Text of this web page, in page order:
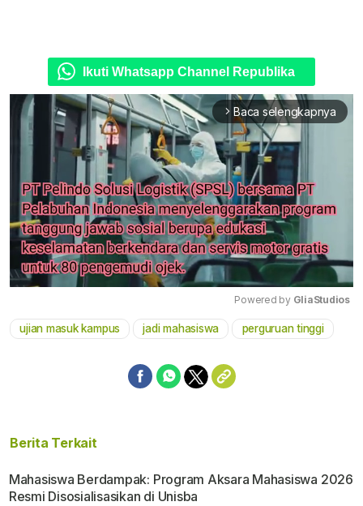
Ikuti Whatsapp Channel Republika
arrow_forward_ios Baca selengkapnya
Mute
Powered by GliaStudios
ujian masuk kampus jadi mahasiswa perguruan tinggi
Berita Terkait
Mahasiswa Berdampak: Program Aksara Mahasiswa 2026
Resmi Disosialisasikan di Unisba